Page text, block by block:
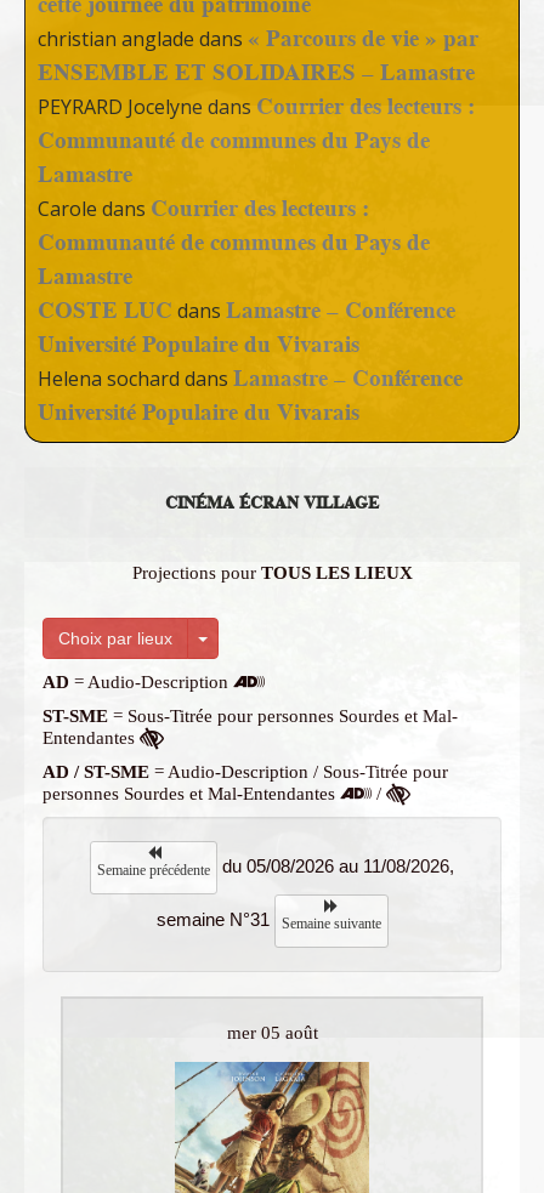
christian anglade dans « Parcours de vie » par
ENSEMBLE ET SOLIDAIRES – Lamastre
PEYRARD Jocelyne dans Courrier des lecteurs :
Communauté de communes du Pays de
Lamastre
Carole dans Courrier des lecteurs :
Communauté de communes du Pays de
Lamastre
COSTE LUC dans Lamastre – Conférence
Université Populaire du Vivarais
Helena sochard dans Lamastre – Conférence
Université Populaire du Vivarais
CINÉMA ÉCRAN VILLAGE